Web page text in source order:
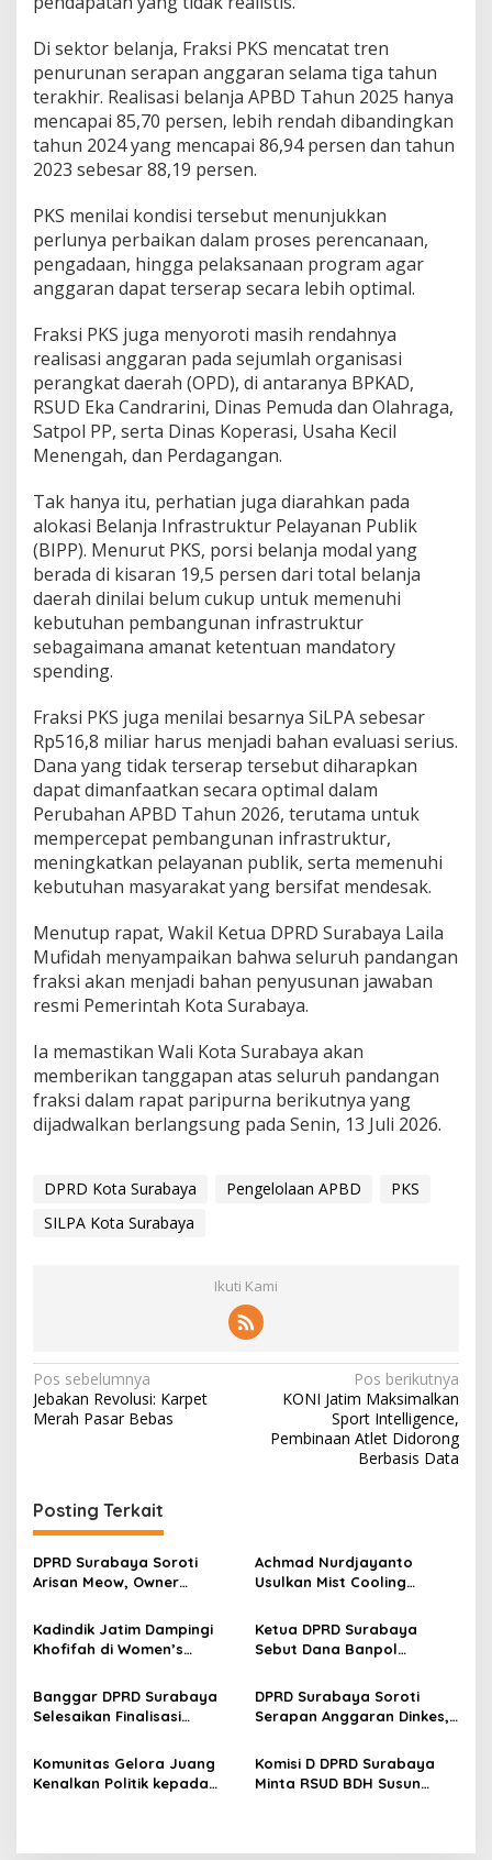
Di sektor belanja, Fraksi PKS mencatat tren
penurunan serapan anggaran selama tiga tahun
terakhir. Realisasi belanja APBD Tahun 2025 hanya
mencapai 85,70 persen, lebih rendah dibandingkan
tahun 2024 yang mencapai 86,94 persen dan tahun
2023 sebesar 88,19 persen.
PKS menilai kondisi tersebut menunjukkan
perlunya perbaikan dalam proses perencanaan,
pengadaan, hingga pelaksanaan program agar
anggaran dapat terserap secara lebih optimal.
Fraksi PKS juga menyoroti masih rendahnya
realisasi anggaran pada sejumlah organisasi
perangkat daerah (OPD), di antaranya BPKAD,
RSUD Eka Candrarini, Dinas Pemuda dan Olahraga,
Satpol PP, serta Dinas Koperasi, Usaha Kecil
Menengah, dan Perdagangan.
Tak hanya itu, perhatian juga diarahkan pada
alokasi Belanja Infrastruktur Pelayanan Publik
(BIPP). Menurut PKS, porsi belanja modal yang
berada di kisaran 19,5 persen dari total belanja
daerah dinilai belum cukup untuk memenuhi
kebutuhan pembangunan infrastruktur
sebagaimana amanat ketentuan mandatory
spending.
Fraksi PKS juga menilai besarnya SiLPA sebesar
Rp516,8 miliar harus menjadi bahan evaluasi serius.
Dana yang tidak terserap tersebut diharapkan
dapat dimanfaatkan secara optimal dalam
Perubahan APBD Tahun 2026, terutama untuk
mempercepat pembangunan infrastruktur,
meningkatkan pelayanan publik, serta memenuhi
kebutuhan masyarakat yang bersifat mendesak.
Menutup rapat, Wakil Ketua DPRD Surabaya Laila
Mufidah menyampaikan bahwa seluruh pandangan
fraksi akan menjadi bahan penyusunan jawaban
resmi Pemerintah Kota Surabaya.
Ia memastikan Wali Kota Surabaya akan
memberikan tanggapan atas seluruh pandangan
fraksi dalam rapat paripurna berikutnya yang
dijadwalkan berlangsung pada Senin, 13 Juli 2026.
DPRD Kota Surabaya Pengelolaan APBD
PKS
SILPA Kota Surabaya
Ikuti Kami
N
a
g
a
s
i
p
o
s
Pos sebelumnya
Jebakan Revolusi: Karpet
Merah Pasar Bebas
Pos berikutnya
KONI Jatim Maksimalkan
Sport Intelligence,
Pembinaan Atlet Didorong
Berbasis Data
Posting Terkait
DPRD Surabaya Soroti
Arisan Meow, Owner
Member Secara Bertahap
Achmad Nurdjayanto
Usulkan Mist Cooling
Surabaya di Tengah Cuaca
Panas
Kadindik Jatim Dampingi
Khofifah di Women’s
Perkuat Kepemimpinan
Perempuan untuk Indonesia
Ketua DPRD Surabaya
Sebut Dana Banpol
Pendidikan Politik
Masyarakat
Banggar DPRD Surabaya
Selesaikan Finalisasi
2025, Paripurna Digelar 27
Juli
DPRD Surabaya Soroti
Serapan Anggaran Dinkes,
Layanan Kesehatan Jadi
Perhatian
Komunitas Gelora Juang
Kenalkan Politik kepada
Komisi D DPRD Surabaya
Minta RSUD BDH Susun